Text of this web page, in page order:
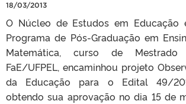
18/03/2013
O Núcleo de Estudos em Educação
Programa de Pós-Graduação em
Matemática, curso de Mestrado
FaE/UFPEL, encaminhou projeto
da Educação para o Edital 49/
obtendo sua aprovação no dia 15 de